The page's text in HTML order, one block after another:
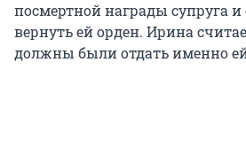
посмертной награды супруга и
вернуть ей орден. Ирина
должны были отдать именно